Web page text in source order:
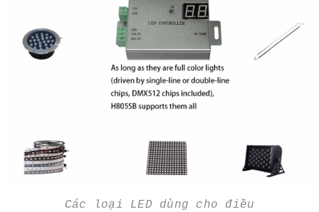
Các loại LED dùng cho điều